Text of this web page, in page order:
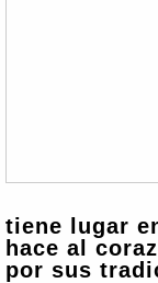
tiene lugar
hace al
por sus